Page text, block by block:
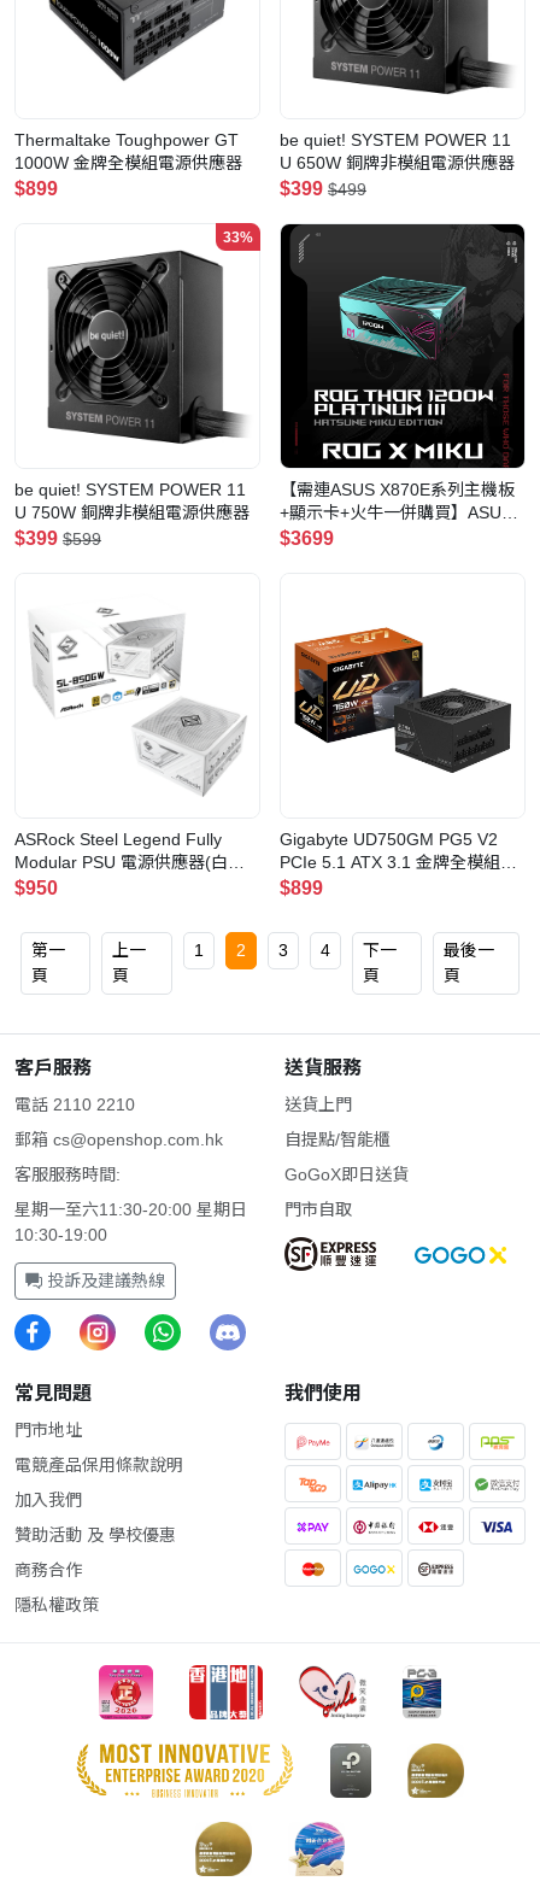
Thermaltake Toughpower GT
1000W 金牌全模組電源供應器
$899
be quiet! SYSTEM POWER 11
U 650W 銅牌非模組電源供應器
$399 $499
33%
be quiet! SYSTEM POWER 11
U 750W 銅牌非模組電源供應器
$399 $599
【需連ASUS X870E系列主機板
+顯示卡+火牛一併購買】ASUS
ROG X MIKU Thor 1200W
ATX3.1-三代)
$3699
ASRock Steel Legend Fully
Modular PSU 電源供應器(白
色-850W-Cybenetics Platinum-
$950
Gigabyte UD750GM PG5 V2
PCIe 5.1 ATX 3.1 金牌全模組電
源供應器
$899
第一
頁
上一
頁
1 2 3 4
下一
頁
最後一
頁
客戶服務
電話 2110 2210
郵箱 cs@openshop.com.hk
客服服務時間:
星期一至六11:30-20:00 星期日
10:30-19:00
投訴及建議熱線
送貨服務
送貨上門
自提點/智能櫃
GoGoX即日送貨
門市自取
常見問題
門市地址
電競產品保用條款說明
加入我們
贊助活動 及 學校優惠
商務合作
隱私權政策
我們使用